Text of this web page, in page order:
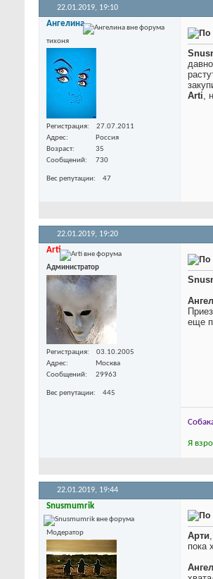
22.01.2019, 19:10
Ангелина
тихоня
Регистрация
27.07.2011
Адрес
Россия
Возраст
35
Сообщений
730
Вес репутации 47
Arti,
22.01.2019, 19:20
Arti
Администратор
Регистрация
03.10.2005
Адрес
Москва
Сообщений
29963
Вес репутации 445
еще
Я
22.01.2019, 19:44
Snusmumrik
Модератор Арти
пока